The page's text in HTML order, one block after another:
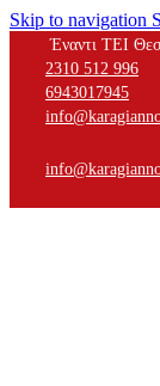
Skip to navigation
Έναντι ΤΕΙ
2310 512 996
6943017945